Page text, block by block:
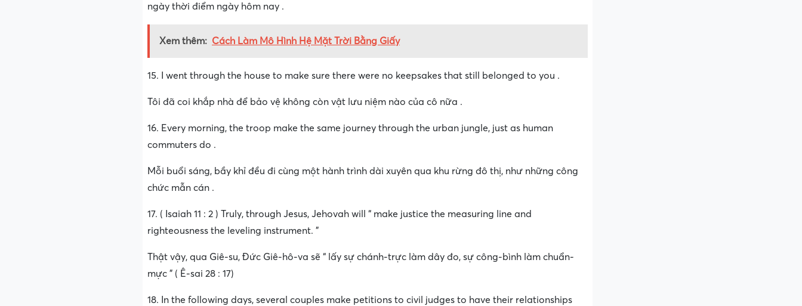
ngày thời điểm ngày hôm nay .
Xem thêm: Cách Làm Mô Hình Hệ Mặt Trời Bằng Giấy
15. I went through the house to make sure there were no keepsakes that still belonged to you .
Tôi đã coi khắp nhà để bảo vệ không còn vật lưu niệm nào của cô nữa .
16. Every morning, the troop make the same journey through the urban jungle, just as human
commuters do .
Mỗi buổi sáng, bầy khỉ đều đi cùng một hành trình dài xuyên qua khu rừng đô thị, như những công
chức mẫn cán .
17. ( Isaiah 11 : 2 ) Truly, through Jesus, Jehovah will “ make justice the measuring line and
righteousness the leveling instrument. ”
Thật vậy, qua Giê-su, Đức Giê-hô-va sẽ “ lấy sự chánh-trực làm dây đo, sự công-bình làm chuẩn-
mực ” ( Ê-sai 28 : 17)
18. In the following days, several couples make petitions to civil judges to have their relationships